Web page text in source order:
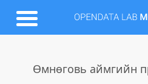
Өмнөговь аймгийн